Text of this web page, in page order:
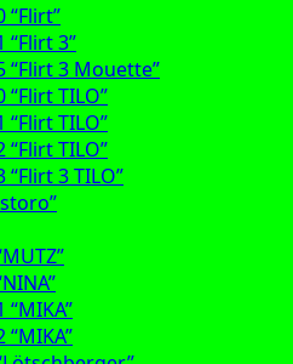
“Flirt”
“Flirt 3”
“Flirt 3 Mouette”
“Flirt TILO”
“Flirt TILO”
“Flirt TILO”
“Flirt 3 TILO”
“MIKA”
“MIKA”